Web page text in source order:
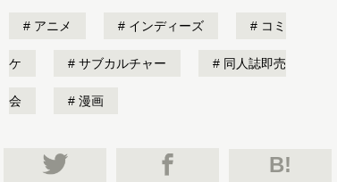
アニメ インディーズ コミ
ケ サブカルチャー 同人誌即売
会 漫画
B!